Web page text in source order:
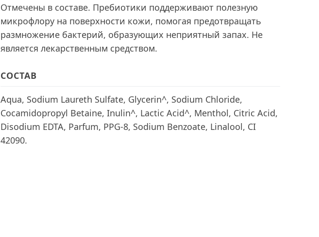
Отмечены в составе. Пребиотики поддерживают полезную
микрофлору на поверхности кожи, помогая предотвращать
размножение бактерий, образующих неприятный запах. Не
является лекарственным средством.
СОСТАВ
Aqua, Sodium Laureth Sulfate, Glycerin^, Sodium Chloride,
Cocamidopropyl Betaine, Inulin^, Lactic Acid^, Menthol, Citric Acid,
Disodium EDTA, Parfum, PPG-8, Sodium Benzoate, Linalool, CI
42090.